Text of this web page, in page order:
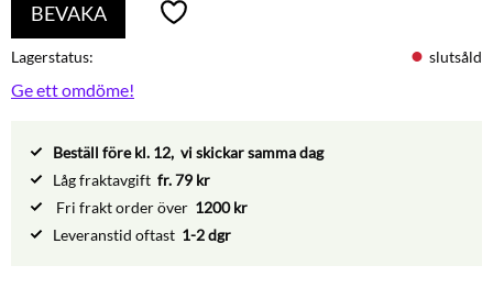
Lägg till i favoriter
BEVAKA
Lagerstatus slutsåld
Ge ett omdöme!
Beställ före kl. 12, vi skickar samma dag
Låg fraktavgift fr. 79 kr
Fri frakt order över 1200 kr
Leveranstid oftast 1-2 dgr